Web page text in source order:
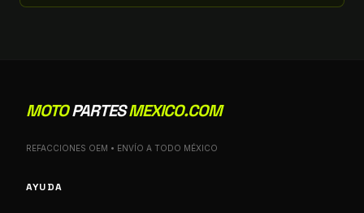
MOTOPARTESMEXICO.COM
REFACCIONES OEM • ENVÍO A TODO MÉXICO
AYUDA